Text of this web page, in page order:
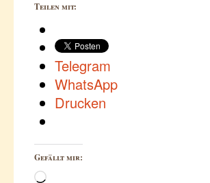
Teilen mit:
Telegram
WhatsApp
Drucken
Gefällt mir:
Wird